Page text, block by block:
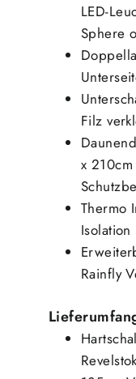
LED-
Sphere
Filz
x
Thermo
Isolation
Rainfly